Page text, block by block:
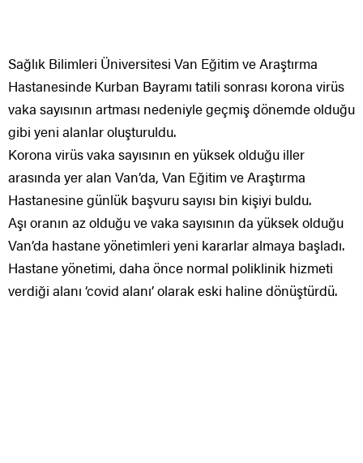
Sağlık Bilimleri Üniversitesi Van Eğitim ve Araştırma
Hastanesinde Kurban Bayramı tatili sonrası korona virüs
vaka sayısının artması nedeniyle geçmiş dönemde olduğu
gibi yeni alanlar oluşturuldu.
Korona virüs vaka sayısının en yüksek olduğu iller
arasında yer alan Van’da, Van Eğitim ve Araştırma
Hastanesine günlük başvuru sayısı bin kişiyi buldu.
Aşı oranın az olduğu ve vaka sayısının da yüksek olduğu
Van’da hastane yönetimleri yeni kararlar almaya başladı.
Hastane yönetimi, daha önce normal poliklinik hizmeti
verdiği alanı ‘covid alanı’ olarak eski haline dönüştürdü.